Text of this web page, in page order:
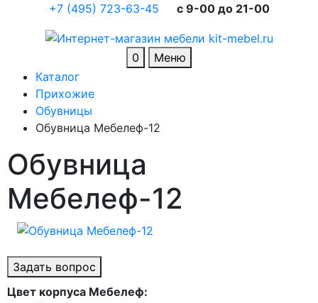
+7 (495) 723-63-45 c 9-00 до 21-00
0
Меню
Каталог
Прихожие
Обувницы
Обувница Мебелеф-12
Обувница
Мебелеф-12
Задать вопрос
Цвет корпуса Мебелеф: